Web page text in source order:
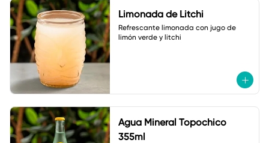
Limonada de Litchi
Refrescante limonada con jugo de
limón verde y litchi
Agua Mineral Topochico
355ml